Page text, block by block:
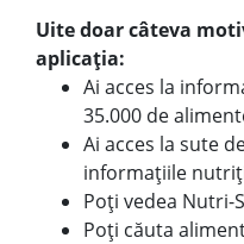
Uite doar câteva
aplicația:
Ai acces la
35.000 de
Ai acces la sute
informațiile
Poți vedea Nutri-
Poți căuta